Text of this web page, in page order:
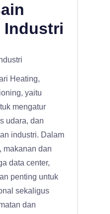
Industri
Heating,
yaitu
mengatur
udara, dan
industri. Dalam
makanan dan
data center,
penting untuk
sekaligus
dan